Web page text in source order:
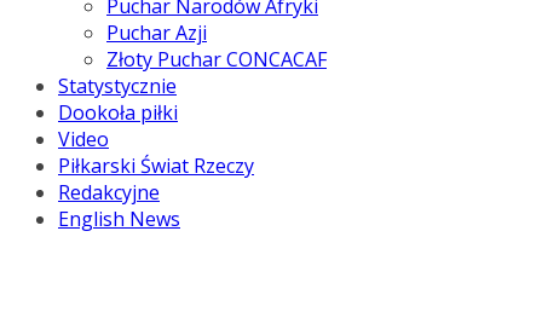
Puchar Narodów Afryki
Puchar Azji
Złoty Puchar CONCACAF
Statystycznie
Dookoła piłki
Video
Piłkarski Świat Rzeczy
Redakcyjne
English News